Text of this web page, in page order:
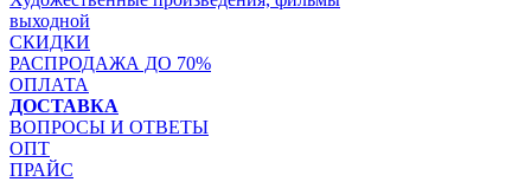
выходной
СКИДКИ
РАСПРОДАЖА ДО 70%
ОПЛАТА
ДОСТАВКА
ВОПРОСЫ И ОТВЕТЫ
ОПТ
ПРАЙС